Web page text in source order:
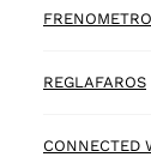
REGLAFAROS
CONNECTED